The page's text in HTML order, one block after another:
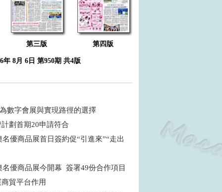
第三版 第四版
年 8月 6日 第950期 共4版
數字會展與實現路徑的選擇
劃首期20申請符合
名優商品展首日簽約促“引進來”“走出
名優商品展今開幕 簽署49份合作項目
貿平台作用